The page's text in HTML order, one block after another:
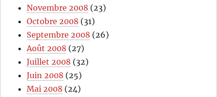
Novembre 2008 (23)
Octobre 2008 (31)
Septembre 2008 (26)
Août 2008 (27)
Juillet 2008 (32)
Juin 2008 (25)
Mai 2008 (24)